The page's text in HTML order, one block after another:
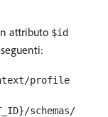
attributo $id
profile
schemas/